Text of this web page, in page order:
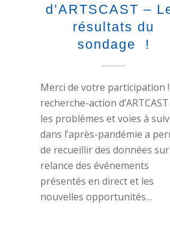
d’ARTSCAST –
résultats du
sondage !
Merci de votre participation
recherche-action
les problèmes et voies à
dans l’après-pandémie a
de recueillir des données
relance des événements
présentés en direct et les
nouvelles opportunités…